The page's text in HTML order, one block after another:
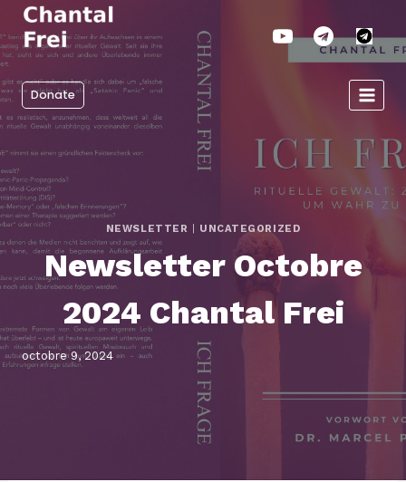
Aller
au
contenu
Donate
NEWSLETTER UNCATEGORIZED
Newsletter Octobre
2024 Chantal Frei
octobre 9, 2024